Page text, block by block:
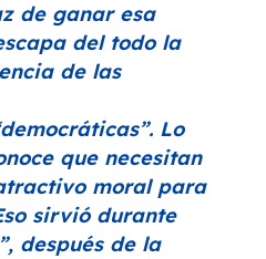
de ganar esa
del todo la
de las
. Lo
que necesitan
moral para
sirvió durante
, después de la